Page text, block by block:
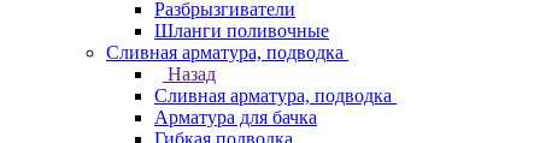
Разбрызгиватели
Шланги поливочные
Сливная арматура, подводка
Назад
Сливная арматура, подводка
Арматура для бачка
Гибкая подводка